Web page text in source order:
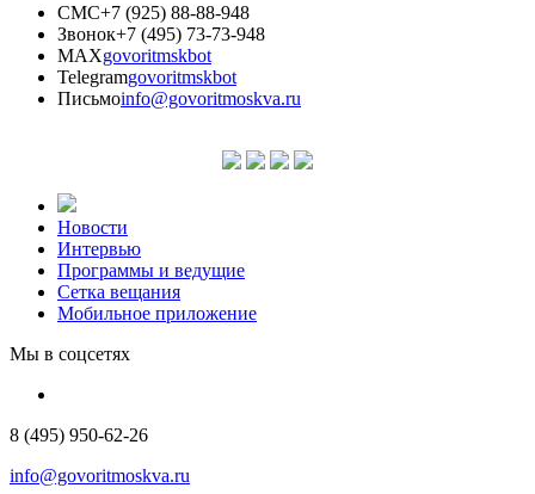
СМС+7 (925) 88-88-948
Звонок+7 (495) 73-73-948
MAXgovoritmskbot
Telegramgovoritmskbot
Письмоinfo@govoritmoskva.ru
Новости
Интервью
Программы и ведущие
Сетка вещания
Мобильное приложение
Мы в соцсетях
8 (495) 950-62-26
info@govoritmoskva.ru